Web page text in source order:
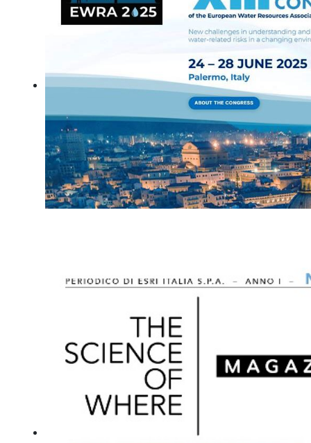
comunità, imprese e pianeta.
Learn more